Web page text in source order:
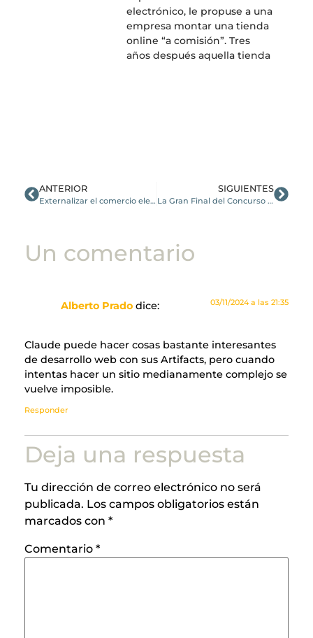
electrónico, le propuse a una
empresa montar una tienda
online “a comisión”. Tres
años después aquella tienda
ANTERIOR
Externalizar el comercio electrónico
SIGUIENTES
La Gran Final del Concurso SEO Entrega de Premios Vocación Digital Raiola: ¿Quién Ganará?
Un comentario
Alberto Prado dice: 03/11/2024 a las 21:35
Claude puede hacer cosas bastante interesantes
de desarrollo web con sus Artifacts, pero cuando
intentas hacer un sitio medianamente complejo se
vuelve imposible.
Responder
Deja una respuesta
Tu dirección de correo electrónico no será
publicada. Los campos obligatorios están
marcados con *
Comentario *